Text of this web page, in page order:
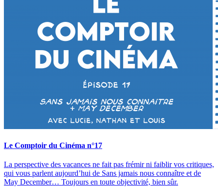
Le Comptoir du Cinéma n°17
La perspective des vacances ne fait pas frémir ni faiblir vos critiques,
qui vous parlent aujourd’hui de Sans jamais nous connaître et de
May December… Toujours en toute objectivité, bien sûr.